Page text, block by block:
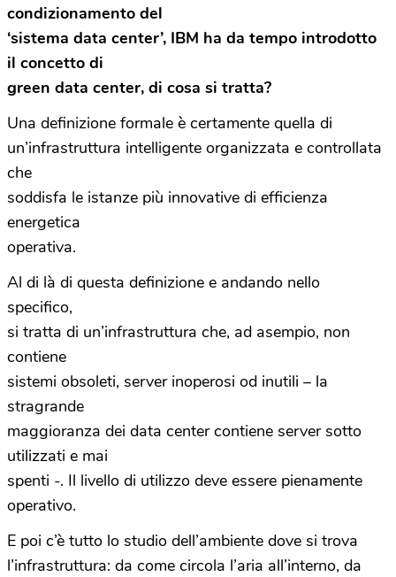
condizionamento del
‘sistema data center’, IBM ha da tempo introdotto
il concetto di
green data center, di cosa si tratta?
Una definizione formale è certamente quella di
un’infrastruttura intelligente organizzata e controllata
che
soddisfa le istanze più innovative di efficienza
energetica
operativa.
Al di là di questa definizione e andando nello
specifico,
si tratta di un’infrastruttura che, ad asempio, non
contiene
sistemi obsoleti, server inoperosi od inutili – la
stragrande
maggioranza dei data center contiene server sotto
utilizzati e mai
spenti -. Il livello di utilizzo deve essere pienamente
operativo.
E poi c’è tutto lo studio dell’ambiente dove si trova
l’infrastruttura: da come circola l’aria all’interno, da